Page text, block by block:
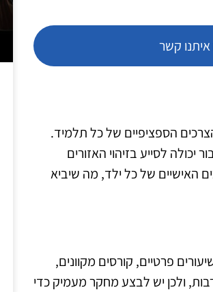
קשר
הספציפיים של כל תלמיד.
לסייע בזיהוי האזורים
האישיים של כל ילד, מה שיביא
פרטיים, קורסים מקוונים,
ולכן יש לבצע מחקר מעמיק כדי